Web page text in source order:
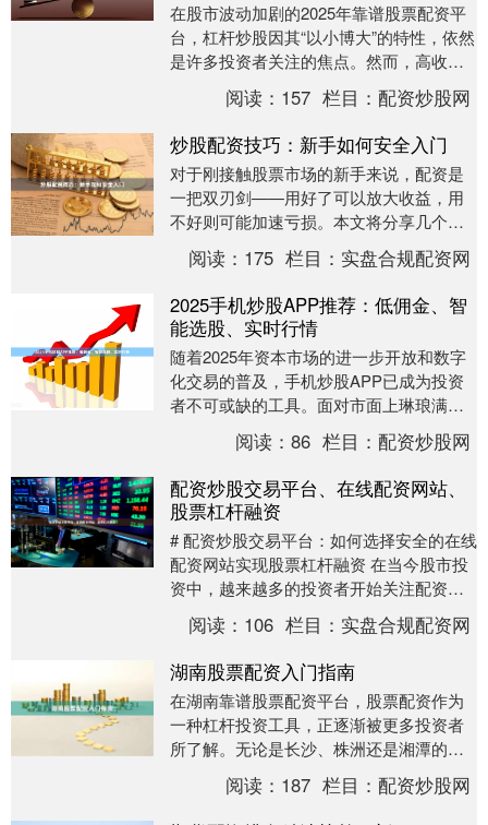
在股市波动加剧的2025年靠谱股票配资平
台，杠杆炒股因其“以小博大”的特性，依然
是许多投资者关注的焦点。然而，高收益
往往伴随高风险，选择一个合规、安全的
平台是保....
阅读： 157 栏目：配资炒股网
炒股配资技巧：新手如何安全入门
对于刚接触股票市场的新手来说，配资是
一把双刃剑——用好了可以放大收益，用
不好则可能加速亏损。本文将分享几个核
心技巧，帮助新手安全迈出第一步。 ##
一、先学习，....
阅读： 175 栏目： 实盘合规配资网
2025手机炒股APP推荐：低佣金、智
能选股、实时行情
随着2025年资本市场的进一步开放和数字
化交易的普及，手机炒股APP已成为投资
者不可或缺的工具。面对市面上琳琅满目
的选择，如何挑选一款兼具低佣金、智能
选股与实时....
阅读：86 栏目：配资炒股网
配资炒股交易平台、在线配资网站、
股票杠杆融资
# 配资炒股交易平台：如何选择安全的在线
配资网站实现股票杠杆融资 在当今股市投
资中，越来越多的投资者开始关注配资炒
股交易平台，通过在线配资网站获得股票
杠杆融资，....
阅读： 106 栏目： 实盘合规配资网
湖南股票配资入门指南
在湖南靠谱股票配资平台，股票配资作为
一种杠杆投资工具，正逐渐被更多投资者
所了解。无论是长沙、株洲还是湘潭的股
民，都可能听说过“配资”这个词。但对于新
手来说，配资....
阅读： 187 栏目：配资炒股网